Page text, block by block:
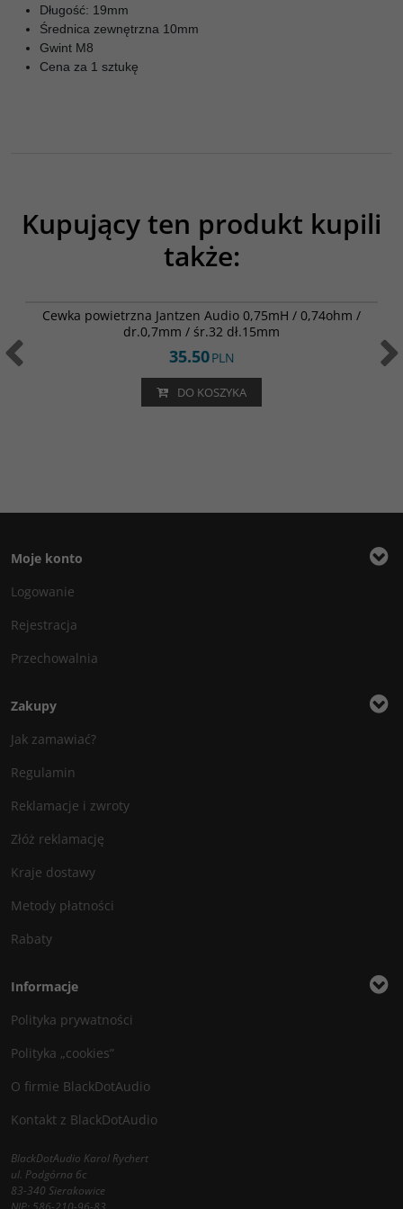
Długość: 19mm
Średnica zewnętrzna 10mm
Gwint M8
Cena za 1 sztukę
Kupujący ten produkt kupili
także:
Cewka powietrzna Jantzen Audio 0,75mH / 0,74ohm /
dr.0,7mm / śr.32 dł.15mm
35.50PLN
DO KOSZYKA
Moje konto
Logowanie
Rejestracja
Przechowalnia
Zakupy
Jak zamawiać?
Regulamin
Reklamacje i zwroty
Złóż reklamację
Kraje dostawy
Metody płatności
Rabaty
Informacje
Polityka prywatności
Polityka „cookies”
O firmie BlackDotAudio
Kontakt z BlackDotAudio
BlackDotAudio Karol Rychert
ul. Podgórna 6c
83-340 Sierakowice